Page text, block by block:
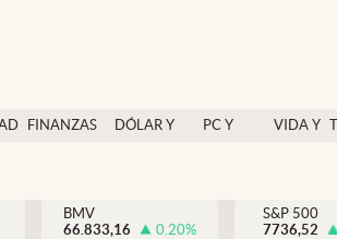
FINANZAS
DÓLAR Y
PC Y
VIDA Y
México
BMV
66.833,16
0.20%
S&P 500
7736,52